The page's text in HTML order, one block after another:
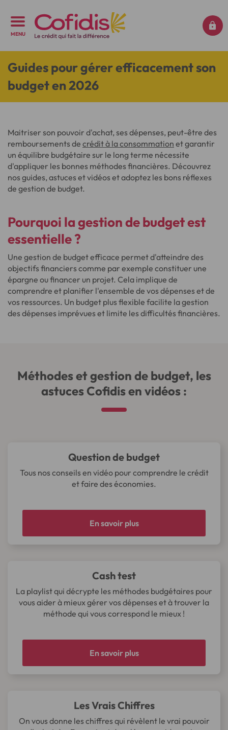
MENU
Guides pour gérer efficacement son
budget en 2026
Maitriser son pouvoir d'achat, ses dépenses, peut-être des
remboursements de crédit à la consommation et garantir
un équilibre budgétaire sur le long terme nécessite
d'appliquer les bonnes méthodes financières. Découvrez
nos guides, astuces et vidéos et adoptez les bons réflexes
de gestion de budget.
Pourquoi la gestion de budget est
essentielle ?
Une gestion de budget efficace permet d'atteindre des
objectifs financiers comme par exemple constituer une
épargne ou financer un projet. Cela implique de
comprendre et planifier l'ensemble de vos dépenses et de
vos ressources. Un budget plus flexible facilite la gestion
des dépenses imprévues et limite les difficultés financières.
Méthodes et gestion de budget, les
astuces Cofidis en vidéos :
Question de budget
Tous nos conseils en vidéo pour comprendre le crédit
et faire des économies.
En savoir plus
Cash test
La playlist qui décrypte les méthodes budgétaires pour
vous aider à mieux gérer vos dépenses et à trouver la
méthode qui vous correspond le mieux !
En savoir plus
Les Vrais Chiffres
On vous donne les chiffres qui révèlent le vrai pouvoir